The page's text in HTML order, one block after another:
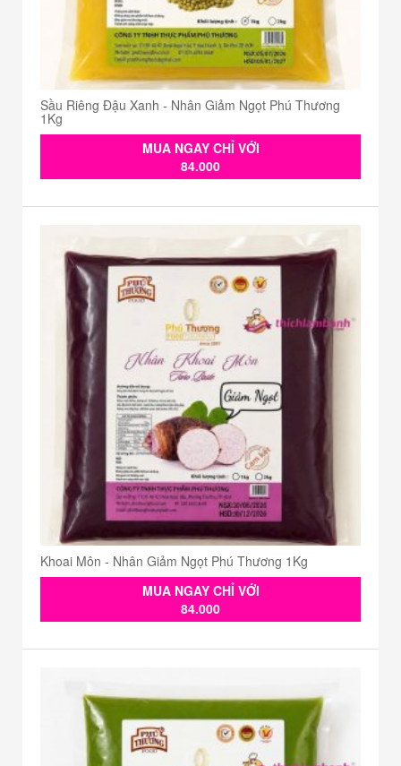
Sầu Riêng Đậu Xanh - Nhân Giảm Ngọt Phú Thương
1Kg
MUA NGAY CHỈ VỚI
84.000
Khoai Môn - Nhân Giảm Ngọt Phú Thương 1Kg
MUA NGAY CHỈ VỚI
84.000